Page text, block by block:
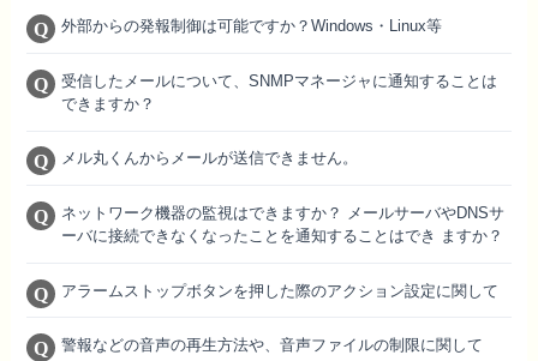
外部からの発報制御は可能ですか？Windows・Linux等
受信したメールについて、SNMPマネージャに通知することは
できますか？
メル丸くんからメールが送信できません。
ネットワーク機器の監視はできますか？ メールサーバやDNSサ
ーバに接続できなくなったことを通知することはでき ますか？
アラームストップボタンを押した際のアクション設定に関して
警報などの音声の再生方法や、音声ファイルの制限に関して